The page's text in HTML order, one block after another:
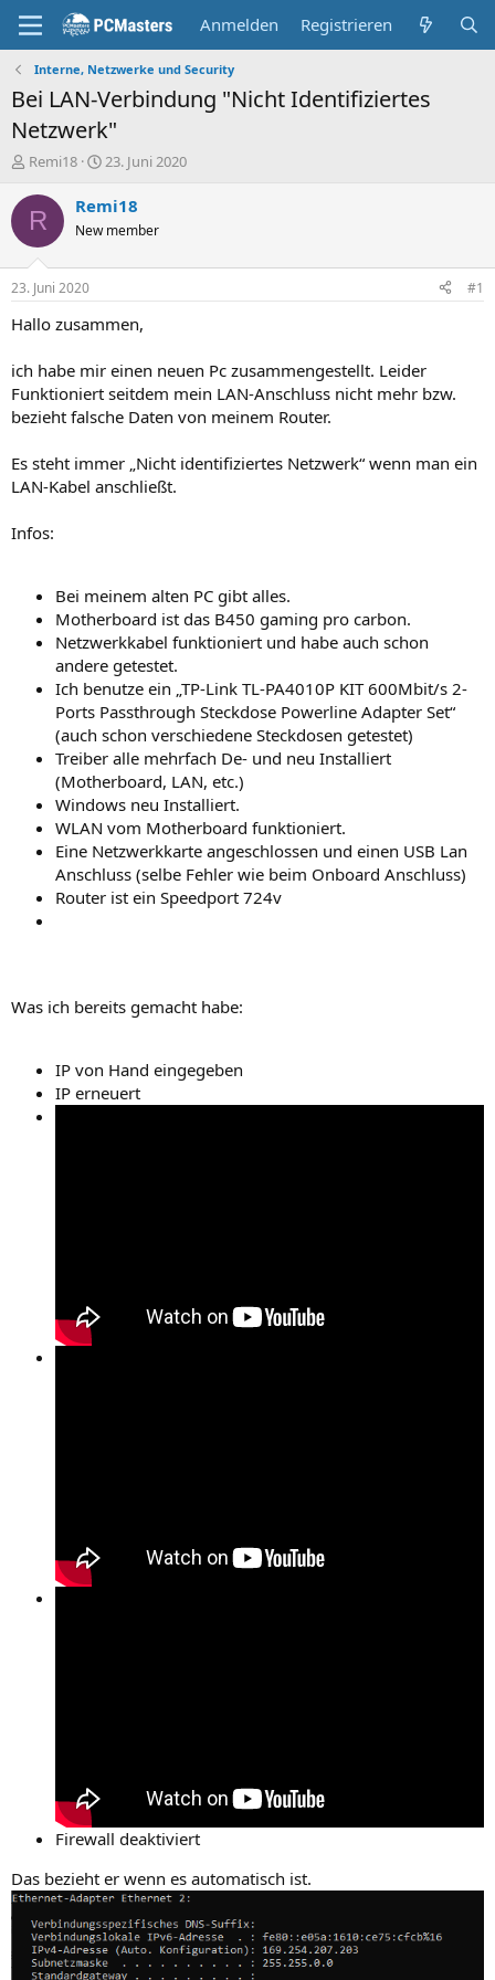
Anmelden Registrieren
Interne, Netzwerke und Security
Bei LAN-Verbindung "Nicht Identifiziertes
Netzwerk"
E
s
e
r
Remi18
E
s
e
t
a
23. Juni 2020
R Remi18
New member
23. Juni 2020 #1
Hallo zusammen,
ich habe mir einen neuen Pc zusammengestellt. Leider
Funktioniert seitdem mein LAN-Anschluss nicht mehr bzw.
bezieht falsche Daten von meinem Router.
Es steht immer „Nicht identifiziertes Netzwerk“ wenn man ein
LAN-Kabel anschließt.
Infos:
Bei meinem alten PC gibt alles.
Motherboard ist das B450 gaming pro carbon.
Netzwerkkabel funktioniert und habe auch schon
andere getestet.
Ich benutze ein „TP-Link TL-PA4010P KIT 600Mbit/s 2-
Ports Passthrough Steckdose Powerline Adapter Set“
(auch schon verschiedene Steckdosen getestet)
Treiber alle mehrfach De- und neu Installiert
(Motherboard, LAN, etc.)
Windows neu Installiert.
WLAN vom Motherboard funktioniert.
Eine Netzwerkkarte angeschlossen und einen USB Lan
Anschluss (selbe Fehler wie beim Onboard Anschluss)
Router ist ein Speedport 724v
Was ich bereits gemacht habe:
IP von Hand eingegeben
IP erneuert
Firewall deaktiviert
Das bezieht er wenn es automatisch ist.